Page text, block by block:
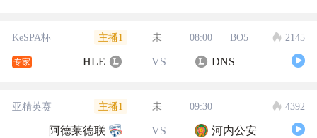
KeSPA杯 主播1 未 08:00 BO5 2145
专家 HLE VS DNS
亚精英赛 主播1 未 09:30 4392
阿德莱德联 VS 河内公安